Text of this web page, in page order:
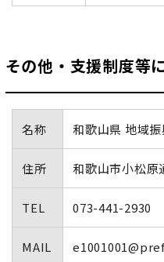
その他・支援制度等
名称 和歌山県 地域
住所 和歌山市小松原
TEL 073-441-2930
MAIL